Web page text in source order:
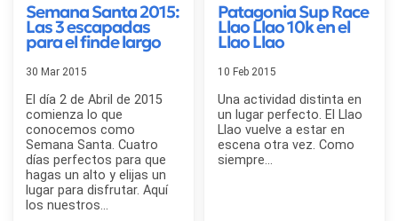
Semana Santa 2015:
Las 3 escapadas
para el finde largo
30 Mar 2015
El día 2 de Abril de 2015
comienza lo que
conocemos como
Semana Santa. Cuatro
días perfectos para que
hagas un alto y elijas un
lugar para disfrutar. Aquí
los nuestros...
Patagonia Sup Race
Llao Llao 10k en el
Llao Llao
10 Feb 2015
Una actividad distinta en
un lugar perfecto. El Llao
Llao vuelve a estar en
escena otra vez. Como
siempre...